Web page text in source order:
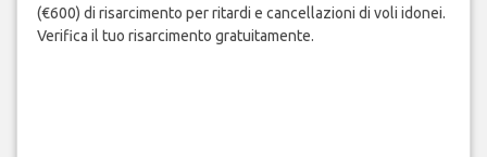
(€600) di risarcimento per ritardi e cancellazioni di voli idonei.
Verifica il tuo risarcimento gratuitamente.